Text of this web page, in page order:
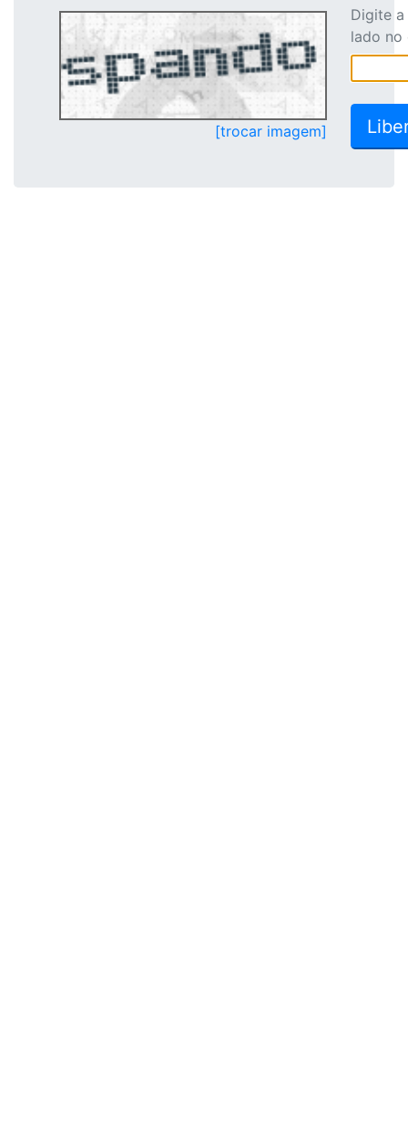
[trocar imagem]
Digite
lado no